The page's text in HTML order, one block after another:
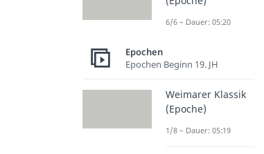
6/6 – Dauer: 05:20
Epochen
Epochen Beginn 19. JH
Weimarer Klassik
(Epoche)
1/8 – Dauer: 05:19